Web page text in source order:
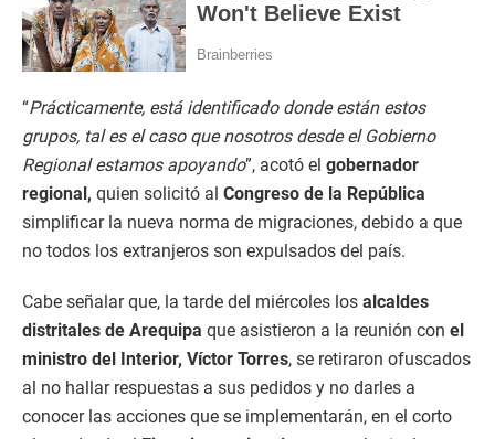
“Prácticamente, está identificado donde están estos
grupos, tal es el caso que nosotros desde el Gobierno
Regional estamos apoyando”, acotó el gobernador
regional, quien solicitó al Congreso de la República
simplificar la nueva norma de migraciones, debido a que
no todos los extranjeros son expulsados del país.
Cabe señalar que, la tarde del miércoles los alcaldes
distritales de Arequipa que asistieron a la reunión con el
ministro del Interior, Víctor Torres, se retiraron ofuscados
al no hallar respuestas a sus pedidos y no darles a
conocer las acciones que se implementarán, en el corto